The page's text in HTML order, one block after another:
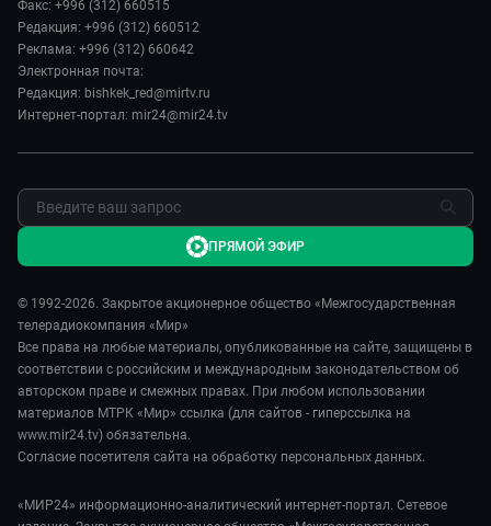
Наши иностранцы
Пять причин поехать в...
Сделано в Содружестве
Пресса о нас
Карьера
Реклама
Факс: +996 (312) 660515
Редакция: +996 (312) 660512
Реклама: +996 (312) 660642
Электронная почта:
Редакция: bishkek_red@mirtv.ru
Интернет-портал: mir24@mir24.tv
© 1992-2026. Закрытое акционерное общество «Межгосударственная
телерадиокомпания «Мир»
Все права на любые материалы, опубликованные на сайте, защищены в
соответствии с российским и международным законодательством об
авторском праве и смежных правах. При любом использовании
материалов МТРК «Мир» ссылка (для сайтов - гиперссылка на
www.mir24.tv) обязательна.
Согласие посетителя сайта на обработку персональных данных.
«МИР24» информационно-аналитический интернет-портал. Сетевое
ПРЯМОЙ ЭФИР